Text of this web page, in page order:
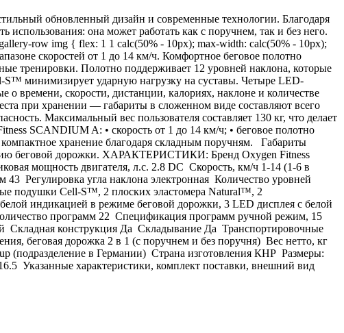
обновленный дизайн и современные технологии. Благодаря
она может работать как с поручнем, так и без него.
row img { flex: 1 1 calc(50% - 10px); max-width: calc(50% - 10px);
скоростей от 1 до 14 км/ч. Комфортное беговое полотно
тренировки. Полотно поддерживает 12 уровней наклона, которые
S™ минимизирует ударную нагрузку на суставы. Четыре LED-
времени, скорости, дистанции, калориях, наклоне и количестве
при хранении — габариты в сложенном виде составляют всего
Максимальный вес пользователя составляет 130 кг, что делает
SCANDIUM A: • скорость от 1 до 14 км/ч; • беговое полотно
хранение благодаря складным поручням. Габариты
беговой дорожки. ХАРАКТЕРИСТИКИ: Бренд Oxygen Fitness
мощность двигателя, л.с. 2.8 DC Скорость, км/ч 1-14 (1-6 в
Регулировка угла наклона электронная Количество уровней
подушки Cell-S™, 2 плоских эластомера Natural™, 2
индикацией в режиме беговой дорожки, 3 LED дисплея с белой
программ 22 Спецификация программ ручной режим, 15
Складная конструкция Да Складывание Да Транспортировочные
беговая дорожка 2 в 1 (с поручнем и без поручня) Вес нетто, кг
(подразделение в Германии) Страна изготовления КНР Размеры:
Указанные характеристики, комплект поставки, внешний вид